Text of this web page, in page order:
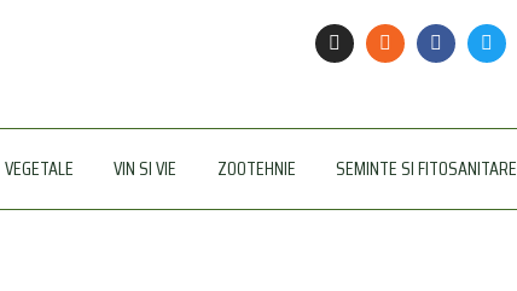
VEGETALE VIN SI VIE ZOOTEHNIE SEMINTE SI FITOSANITARE